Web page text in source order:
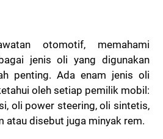
otomotif, memahami
jenis oli yang digunakan
penting. Ada enam jenis oli
oleh setiap pemilik mobil:
oli power steering, oli sintetis,
atau disebut juga minyak rem.